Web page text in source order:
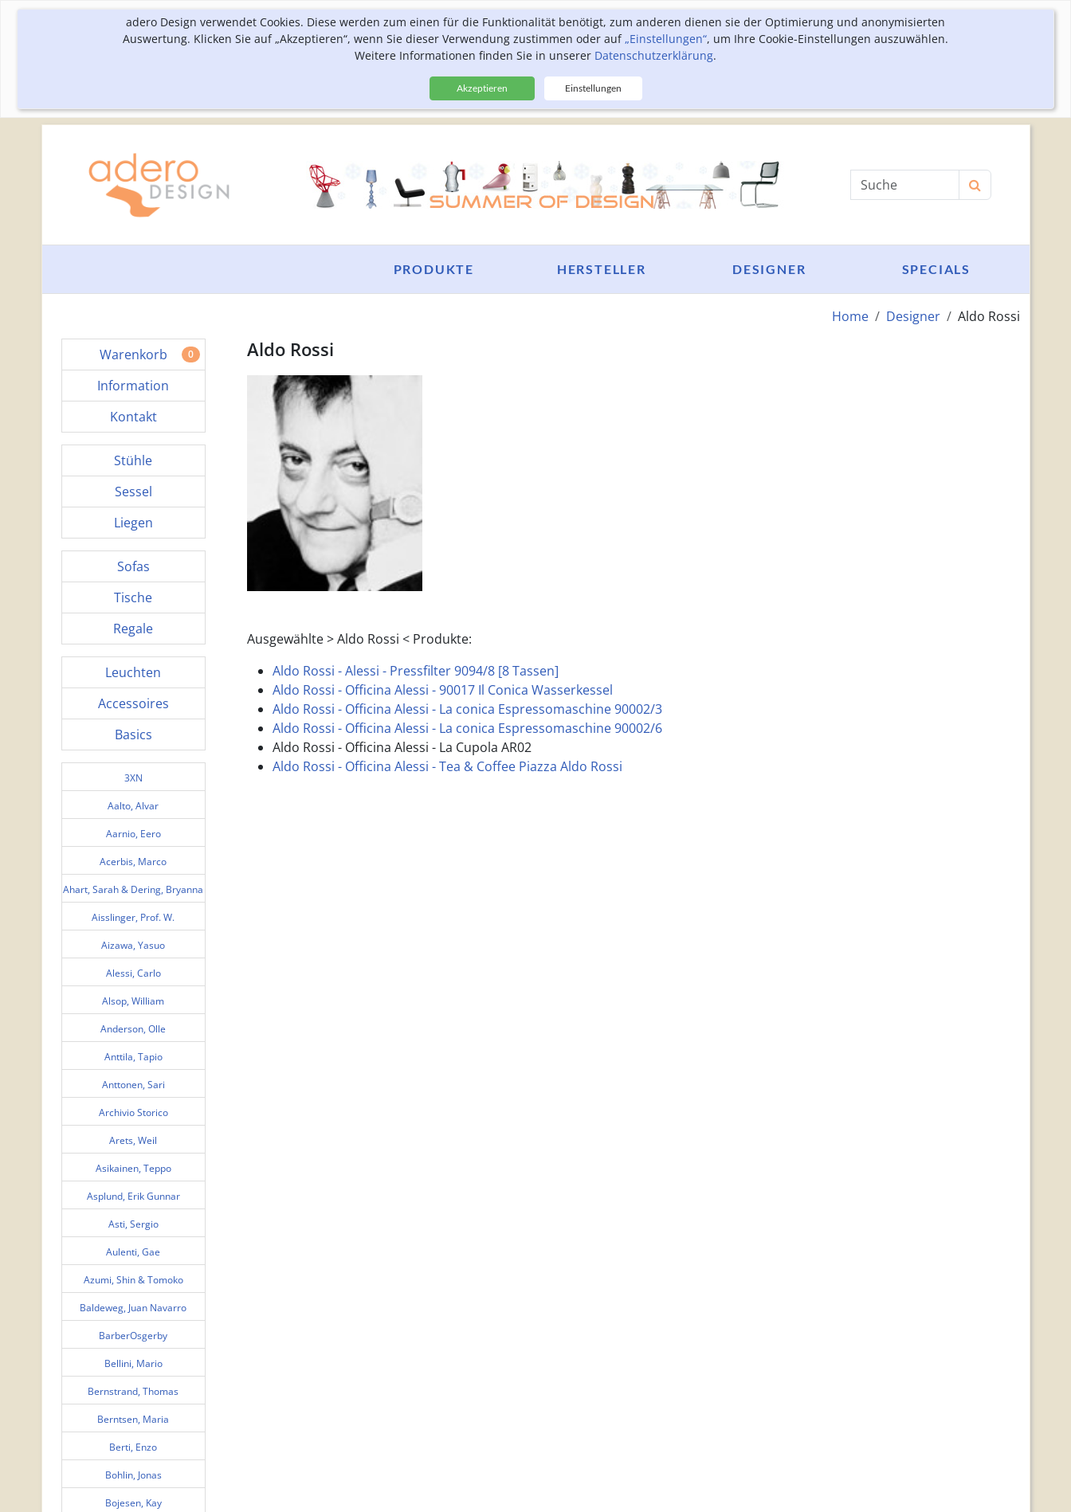
adero Design verwendet Cookies. Diese werden zum einen für die Funktionalität benötigt, zum anderen dienen sie der Optimierung und anonymisierten
Auswertung. Klicken Sie auf „Akzeptieren“, wenn Sie dieser Verwendung zustimmen oder auf„Einstellungen“, um Ihre Cookie-Einstellungen auszuwählen.
Weitere Informationen finden Sie in unserer Datenschutzerklärung.
Akzeptieren Einstellungen
Produktsuche
SPECIALS
DESIGNER
HERSTELLER
PRODUKTE
Home Designer Aldo Rossi
Warenkorb 0
Information
Kontakt
Stühle
Sessel
Liegen
Sofas
Tische
Regale
Leuchten
Accessoires
Basics
3XN
Aalto, Alvar
Aarnio, Eero
Acerbis, Marco
Ahart, Sarah & Dering, Bryanna
Aisslinger, Prof. W.
Aizawa, Yasuo
Alessi, Carlo
Alsop, William
Anderson, Olle
Anttila, Tapio
Anttonen, Sari
Archivio Storico
Arets, Weil
Asikainen, Teppo
Asplund, Erik Gunnar
Asti, Sergio
Aulenti, Gae
Azumi, Shin & Tomoko
Baldeweg, Juan Navarro
BarberOsgerby
Bellini, Mario
Bernstrand, Thomas
Berntsen, Maria
Berti, Enzo
Bohlin, Jonas
Bojesen, Kay
Aldo Rossi
Ausgewählte > Aldo Rossi < Produkte:
Aldo Rossi - Alessi - Pressfilter 9094/8 [8 Tassen]
Aldo Rossi - Officina Alessi - 90017 Il Conica Wasserkessel
Aldo Rossi - Officina Alessi - La conica Espressomaschine 90002/3
Aldo Rossi - Officina Alessi - La conica Espressomaschine 90002/6
Aldo Rossi - Officina Alessi - La Cupola AR02
Aldo Rossi - Officina Alessi - Tea & Coffee Piazza Aldo Rossi